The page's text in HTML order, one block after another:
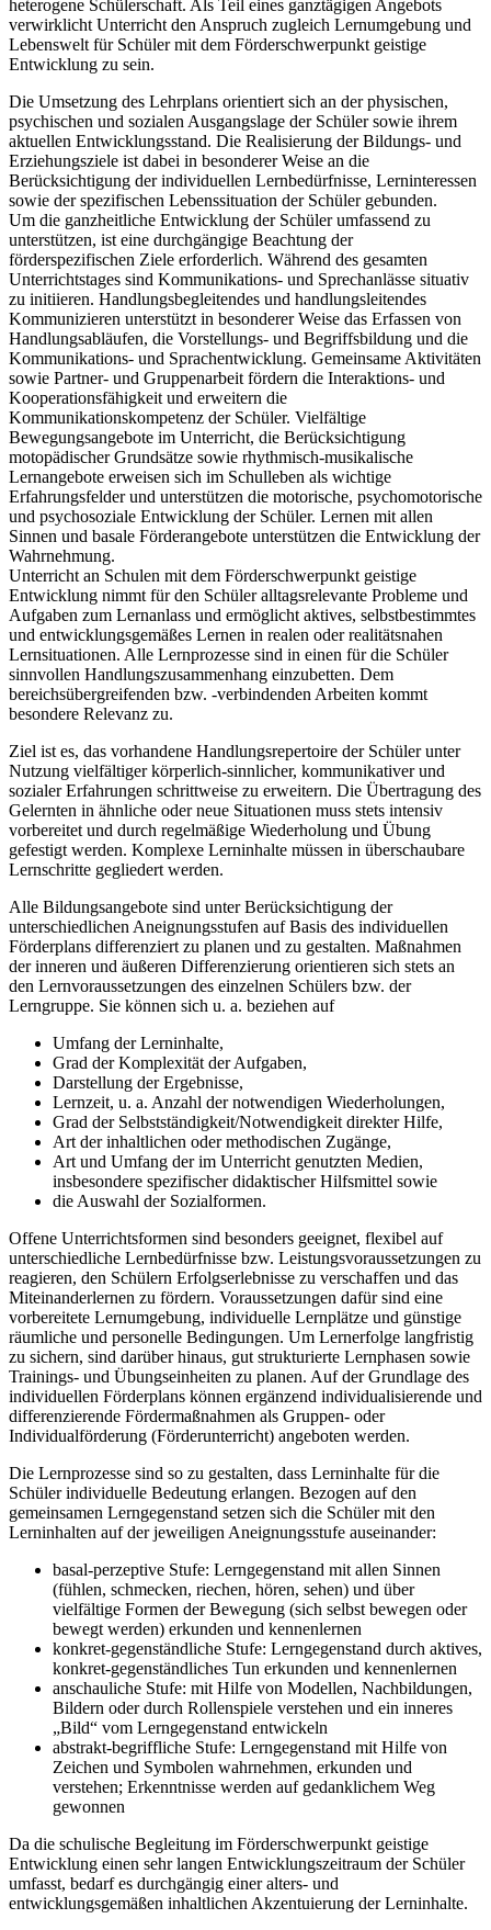
heterogene Schülerschaft. Als Teil eines ganztägigen Angebots
verwirklicht Unterricht den Anspruch zugleich Lernumgebung und
Lebenswelt für Schüler mit dem Förderschwerpunkt geistige
Entwicklung zu sein.
Die Umsetzung des Lehrplans orientiert sich an der physischen,
psychischen und sozialen Ausgangslage der Schüler sowie ihrem
aktuellen Entwicklungsstand. Die Realisierung der Bildungs- und
Erziehungsziele ist dabei in besonderer Weise an die
Berücksichtigung der individuellen Lernbedürfnisse, Lerninteressen
sowie der spezifischen Lebenssituation der Schüler gebunden.
Um die ganzheitliche Entwicklung der Schüler umfassend zu
unterstützen, ist eine durchgängige Beachtung der
förderspezifischen Ziele erforderlich. Während des gesamten
Unterrichtstages sind Kommunikations- und Sprechanlässe situativ
zu initiieren. Handlungsbegleitendes und handlungsleitendes
Kommunizieren unterstützt in besonderer Weise das Erfassen von
Handlungsabläufen, die Vorstellungs- und Begriffsbildung und die
Kommunikations- und Sprachentwicklung. Gemeinsame Aktivitäten
sowie Partner- und Gruppenarbeit fördern die Interaktions- und
Kooperationsfähigkeit und erweitern die
Kommunikationskompetenz der Schüler. Vielfältige
Bewegungsangebote im Unterricht, die Berücksichtigung
motopädischer Grundsätze sowie rhythmisch-musikalische
Lernangebote erweisen sich im Schulleben als wichtige
Erfahrungsfelder und unterstützen die motorische, psychomotorische
und psychosoziale Entwicklung der Schüler. Lernen mit allen
Sinnen und basale Förderangebote unterstützen die Entwicklung der
Wahrnehmung.
Unterricht an Schulen mit dem Förderschwerpunkt geistige
Entwicklung nimmt für den Schüler alltagsrelevante Probleme und
Aufgaben zum Lernanlass und ermöglicht aktives, selbstbestimmtes
und entwicklungsgemäßes Lernen in realen oder realitätsnahen
Lernsituationen. Alle Lernprozesse sind in einen für die Schüler
sinnvollen Handlungszusammenhang einzubetten. Dem
bereichsübergreifenden bzw. -verbindenden Arbeiten kommt
besondere Relevanz zu.
Ziel ist es, das vorhandene Handlungsrepertoire der Schüler unter
Nutzung vielfältiger körperlich-sinnlicher, kommunikativer und
sozialer Erfahrungen schrittweise zu erweitern. Die Übertragung des
Gelernten in ähnliche oder neue Situationen muss stets intensiv
vorbereitet und durch regelmäßige Wiederholung und Übung
gefestigt werden. Komplexe Lerninhalte müssen in überschaubare
Lernschritte gegliedert werden.
Alle Bildungsangebote sind unter Berücksichtigung der
unterschiedlichen Aneignungsstufen auf Basis des individuellen
Förderplans differenziert zu planen und zu gestalten. Maßnahmen
der inneren und äußeren Differenzierung orientieren sich stets an
den Lernvoraussetzungen des einzelnen Schülers bzw. der
Lerngruppe. Sie können sich u. a. beziehen auf
Umfang der Lerninhalte,
Grad der Komplexität der Aufgaben,
Darstellung der Ergebnisse,
Lernzeit, u. a. Anzahl der notwendigen Wiederholungen,
Grad der Selbstständigkeit/Notwendigkeit direkter Hilfe,
Art der inhaltlichen oder methodischen Zugänge,
Art und Umfang der im Unterricht genutzten Medien,
insbesondere spezifischer didaktischer Hilfsmittel sowie
die Auswahl der Sozialformen.
Offene Unterrichtsformen sind besonders geeignet, flexibel auf
unterschiedliche Lernbedürfnisse bzw. Leistungsvoraussetzungen zu
reagieren, den Schülern Erfolgserlebnisse zu verschaffen und das
Miteinanderlernen zu fördern. Voraussetzungen dafür sind eine
vorbereitete Lernumgebung, individuelle Lernplätze und günstige
räumliche und personelle Bedingungen. Um Lernerfolge langfristig
zu sichern, sind darüber hinaus, gut strukturierte Lernphasen sowie
Trainings- und Übungseinheiten zu planen. Auf der Grundlage des
individuellen Förderplans können ergänzend individualisierende und
differenzierende Fördermaßnahmen als Gruppen- oder
Individualförderung (Förderunterricht) angeboten werden.
Die Lernprozesse sind so zu gestalten, dass Lerninhalte für die
Schüler individuelle Bedeutung erlangen. Bezogen auf den
gemeinsamen Lerngegenstand setzen sich die Schüler mit den
Lerninhalten auf der jeweiligen Aneignungsstufe auseinander:
basal-perzeptive Stufe: Lerngegenstand mit allen Sinnen
(fühlen, schmecken, riechen, hören, sehen) und über
vielfältige Formen der Bewegung (sich selbst bewegen oder
bewegt werden) erkunden und kennenlernen
konkret-gegenständliche Stufe: Lerngegenstand durch aktives,
konkret-gegenständliches Tun erkunden und kennenlernen
anschauliche Stufe: mit Hilfe von Modellen, Nachbildungen,
Bildern oder durch Rollenspiele verstehen und ein inneres
„Bild“ vom Lerngegenstand entwickeln
abstrakt-begriffliche Stufe: Lerngegenstand mit Hilfe von
Zeichen und Symbolen wahrnehmen, erkunden und
verstehen; Erkenntnisse werden auf gedanklichem Weg
gewonnen
Da die schulische Begleitung im Förderschwerpunkt geistige
Entwicklung einen sehr langen Entwicklungszeitraum der Schüler
umfasst, bedarf es durchgängig einer alters- und
entwicklungsgemäßen inhaltlichen Akzentuierung der Lerninhalte.